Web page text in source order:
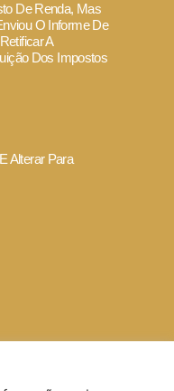
De Renda, Mas
O Informe De
A
Dos Impostos
Alterar Para